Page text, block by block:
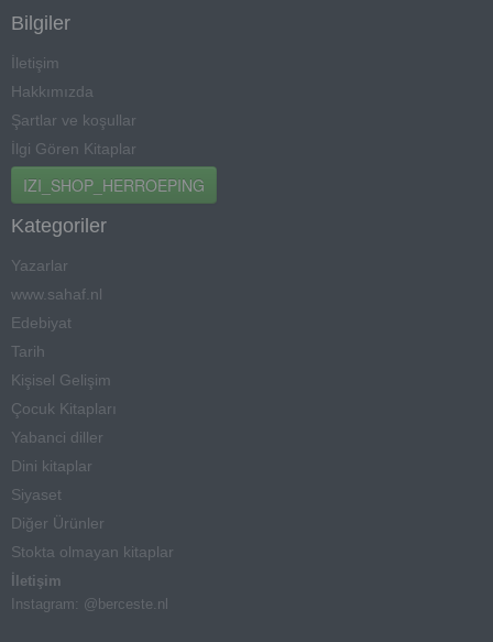
Bilgiler
İletişim
Hakkımızda
Şartlar ve koşullar
İlgi Gören Kitaplar
IZI_SHOP_HERROEPING
Kategoriler
Yazarlar
www.sahaf.nl
Edebiyat
Tarih
Kişisel Gelişim
Çocuk Kitapları
Yabanci diller
Dini kitaplar
Siyaset
Diğer Ürünler
Stokta olmayan kitaplar
İletişim
Instagram: @berceste.nl